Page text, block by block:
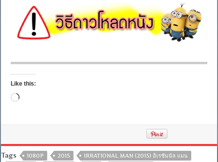
Like this:
Loading…
Tags 1080P 2015
IRRATIONAL MAN (2015) อิเรชันนัล แมน